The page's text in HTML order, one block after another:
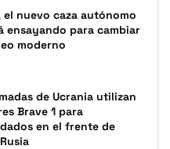
el nuevo caza autónomo
ensayando para cambiar
moderno
de Ucrania utilizan
Brave 1 para
en el frente de